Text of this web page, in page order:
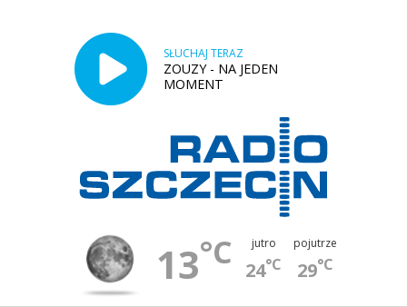
SŁUCHAJ TERAZ
ZOUZY - NA JEDEN
MOMENT
13°C jutro
24°C
pojutrze
29°C